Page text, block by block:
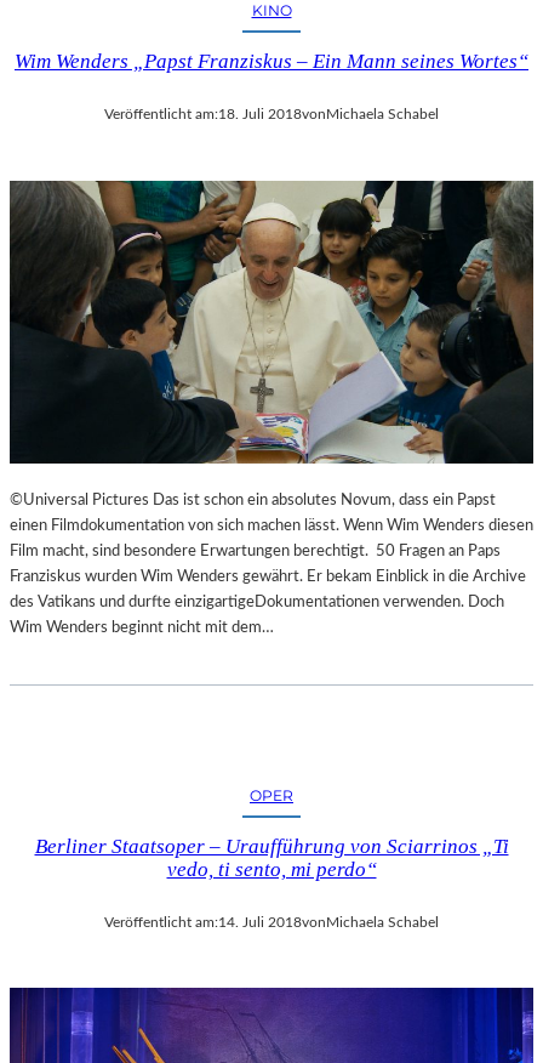
KINO
Wim Wenders „Papst Franziskus – Ein Mann seines Wortes“
Veröffentlicht am:18. Juli 2018von Michaela Schabel
©Universal Pictures Das ist schon ein absolutes Novum, dass ein Papst
einen Filmdokumentation von sich machen lässt. Wenn Wim Wenders diesen
Film macht, sind besondere Erwartungen berechtigt. 50 Fragen an Paps
Franziskus wurden Wim Wenders gewährt. Er bekam Einblick in die Archive
des Vatikans und durfte einzigartigeDokumentationen verwenden. Doch
Wim Wenders beginnt nicht mit dem…
OPER
Berliner Staatsoper – Uraufführung von Sciarrinos „Ti
vedo, ti sento, mi perdo“
Veröffentlicht am:14. Juli 2018vonMichaela Schabel